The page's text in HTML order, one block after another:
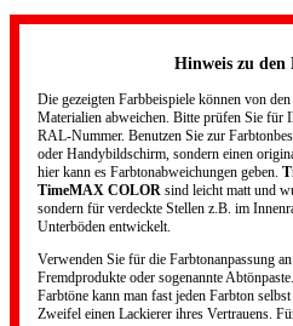
Hinweis zu den
Die gezeigten Farbbeispiele können von
Materialien abweichen. Bitte prüfen Sie für
RAL-Nummer. Benutzen Sie zur
oder Handybildschirm, sondern einen
hier kann es Farbtonabweichungen geben.
TimeMAX COLOR sind leicht matt und
sondern für verdeckte Stellen z.B. im
Unterböden entwickelt.
Verwenden Sie für die Farbtonanpassung
Fremdprodukte oder sogenannte
Farbtöne kann man fast jeden Farbton
Zweifel einen Lackierer ihres Vertrauens.